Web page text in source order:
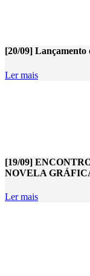
[20/09] Lançamento
Ler mais
[19/09]
NOVELA
Ler mais